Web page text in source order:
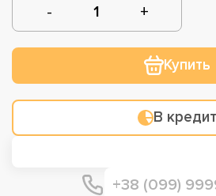
Купить
В кредит